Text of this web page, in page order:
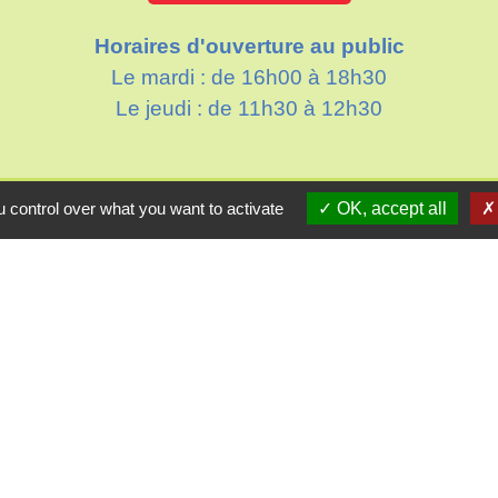
Horaires d'ouverture au public
Le mardi : de 16h00 à 18h30
Le jeudi : de 11h30 à 12h30
over what you want to activate OK, accept all